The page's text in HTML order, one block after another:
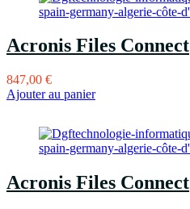
Acronis Files Connect
847,00 €
Ajouter au panier
Acronis Files Connect